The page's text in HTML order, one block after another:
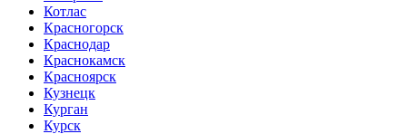
Котлас
Красногорск
Краснодар
Краснокамск
Красноярск
Кузнецк
Курган
Курск